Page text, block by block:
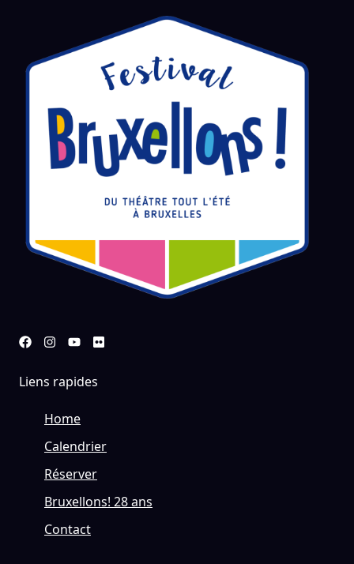
Liens rapides
Home
Calendrier
Réserver
Bruxellons! 28 ans
Contact